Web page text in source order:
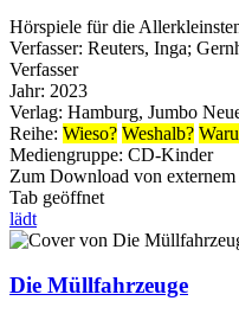
Hörspiele für die
Verfasser: Reuters, Inga;
Verfasser
Jahr: 2023
Verlag: Hamburg, Jumbo
Reihe: Wieso? Weshalb?
Mediengruppe: CD-Kinder
Zum Download von
Tab geöffnet
lädt
Die Müllfahrzeuge